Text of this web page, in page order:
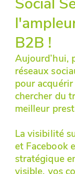
B2B !
Aujourd’hui,
réseaux
pour
chercher du
meilleur
La visibilité
et Facebook
stratégique